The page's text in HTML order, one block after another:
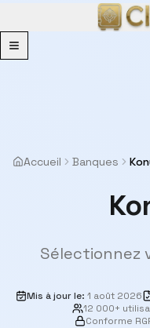
Menu
Accueil Banques
Sélectionnez
Mis à jour le: 1 août 2026
12 000+
Conforme